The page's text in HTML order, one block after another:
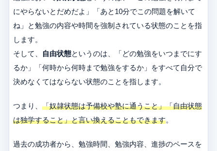
にやらないとだめだよ」「あと10分でこの問題を解いて
ね」と勉強の内容や時間を強制されている状態のことを指
します。
そして、
自由状態というのは、「どの勉強をいつまでにす
るか」「何時から何時まで勉強をするか」をすべて自分で
決めなくてはならない状態のことを指します。
つまり、 「奴隷状態は予備校や塾に通うこと」「自由状態
は独学すること」と言い換えることもできます。
過去の成功者から、勉強時間、勉強内容、進捗のペースを